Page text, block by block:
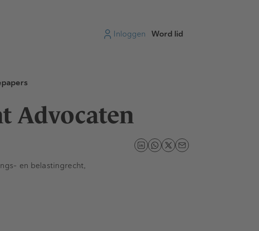
Inloggen Word lid
Advocaten
en belastingrecht,